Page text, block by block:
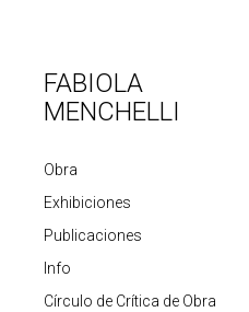
FABIOLA
MENCHELLI
Obra
Exhibiciones
Publicaciones
Info
Círculo de Crítica de Obra